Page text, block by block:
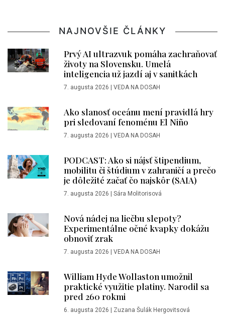
NAJNOVŠIE ČLÁNKY
Prvý AI ultrazvuk pomáha zachraňovať
životy na Slovensku. Umelá
inteligencia už jazdí aj v sanitkách
7. augusta 2026 VEDA NA DOSAH
Ako slanosť oceánu mení pravidlá hry
pri sledovaní fenoménu El Niño
7. augusta 2026 VEDA NA DOSAH
PODCAST: Ako si nájsť štipendium,
mobilitu či štúdium v zahraničí a prečo
je dôležité začať čo najskôr (SAIA)
7. augusta 2026 Sára Molitorisová
Nová nádej na liečbu slepoty?
Experimentálne očné kvapky dokážu
obnoviť zrak
7. augusta 2026 VEDA NA DOSAH
William Hyde Wollaston umožnil
praktické využitie platiny. Narodil sa
pred 260 rokmi
6. augusta 2026 Zuzana Šulák Hergovitsová